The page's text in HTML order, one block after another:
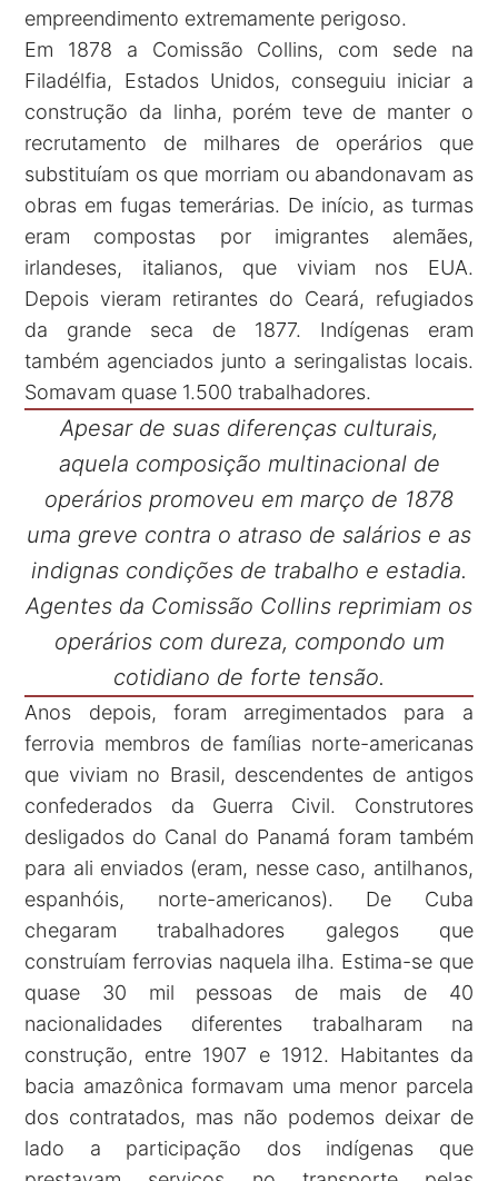
empreendimento extremamente perigoso.
Em 1878 a Comissão Collins, com sede na
Filadélfia, Estados Unidos, conseguiu iniciar a
construção da linha, porém teve de manter o
recrutamento de milhares de operários que
substituíam os que morriam ou abandonavam as
obras em fugas temerárias. De início, as turmas
eram compostas por imigrantes alemães,
irlandeses, italianos, que viviam nos EUA.
Depois vieram retirantes do Ceará, refugiados
da grande seca de 1877. Indígenas eram
também agenciados junto a seringalistas locais.
Somavam quase 1.500 trabalhadores.
Apesar de suas diferenças culturais,
aquela composição multinacional de
operários promoveu em março de 1878
uma greve contra o atraso de salários e as
indignas condições de trabalho e estadia.
Agentes da Comissão Collins reprimiam os
operários com dureza, compondo um
cotidiano de forte tensão.
Anos depois, foram arregimentados para a
ferrovia membros de famílias norte-americanas
que viviam no Brasil, descendentes de antigos
confederados da Guerra Civil. Construtores
desligados do Canal do Panamá foram também
para ali enviados (eram, nesse caso, antilhanos,
espanhóis, norte-americanos). De Cuba
chegaram trabalhadores galegos que
construíam ferrovias naquela ilha. Estima-se que
quase 30 mil pessoas de mais de 40
nacionalidades diferentes trabalharam na
construção, entre 1907 e 1912. Habitantes da
bacia amazônica formavam uma menor parcela
dos contratados, mas não podemos deixar de
lado a participação dos indígenas que